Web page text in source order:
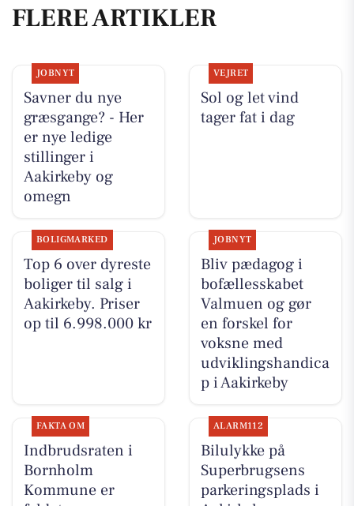
FLERE ARTIKLER
JOBNYT
Savner du nye
græsgange? - Her
er nye ledige
stillinger i
Aakirkeby og
omegn
VEJRET
Sol og let vind
tager fat i dag
BOLIGMARKED
Top 6 over dyreste
boliger til salg i
Aakirkeby. Priser
op til 6.998.000 kr
JOBNYT
Bliv pædagog i
bofællesskabet
Valmuen og gør
en forskel for
voksne med
udviklingshandica
p i Aakirkeby
FAKTA OM
Indbrudsraten i
Bornholm
Kommune er
ALARM112
Bilulykke på
Superbrugsens
parkeringsplads i